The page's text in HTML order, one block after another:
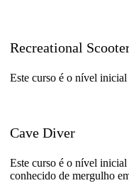
Recreational
Este curso é o nível
Cave Diver
Este curso é o nível
conhecido de mergulho